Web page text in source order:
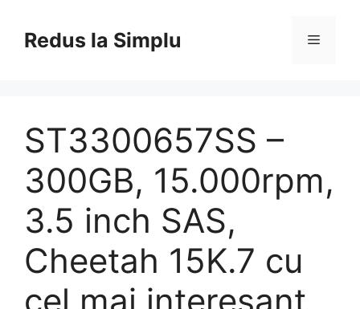
contentRedus la Simplu Menu
ST3300657SS –
300GB, 15.000rpm,
3.5 inch SAS,
Cheetah 15K.7 cu
cel mai interesant